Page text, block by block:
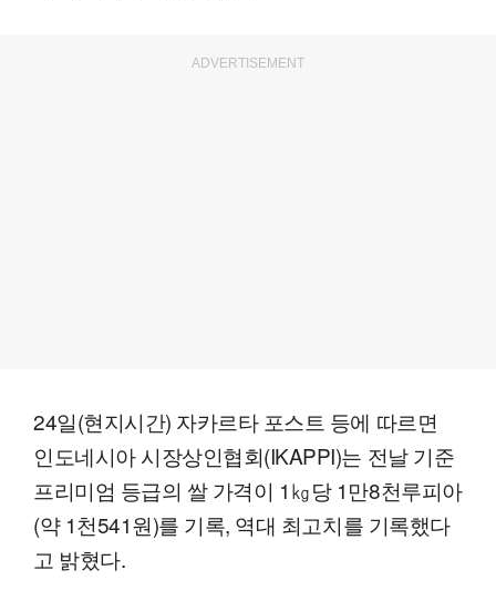
ADVERTISEMENT
24일(현지시간) 자카르타 포스트 등에 따르면
인도네시아 시장상인협회(IKAPPI)는 전날 기준
프리미엄 등급의 쌀 가격이 1㎏당 1만8천루피아
(약 1천541원)를 기록, 역대 최고치를 기록했다
고 밝혔다.